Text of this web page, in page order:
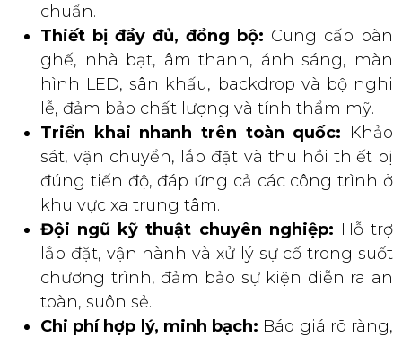
chuẩn.
Thiết bị đầy đủ, đồng bộ: Cung cấp bàn
ghế, nhà bạt, âm thanh, ánh sáng, màn
hình LED, sân khấu, backdrop và bộ nghi
lễ, đảm bảo chất lượng và tính thẩm mỹ.
Triển khai nhanh trên toàn quốc: Khảo
sát, vận chuyển, lắp đặt và thu hồi thiết bị
đúng tiến độ, đáp ứng cả các công trình ở
khu vực xa trung tâm.
Đội ngũ kỹ thuật chuyên nghiệp: Hỗ trợ
lắp đặt, vận hành và xử lý sự cố trong suốt
chương trình, đảm bảo sự kiện diễn ra an
toàn, suôn sẻ.
Chi phí hợp lý, minh bạch: Báo giá rõ ràng,